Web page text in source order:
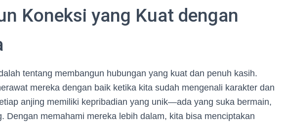
Koneksi yang Kuat dengan
tentang membangun hubungan yang kuat dan penuh kasih.
mereka dengan baik ketika kita sudah mengenali karakter dan
anjing memiliki kepribadian yang unik—ada yang suka bermain,
Dengan memahami mereka lebih dalam, kita bisa menciptakan